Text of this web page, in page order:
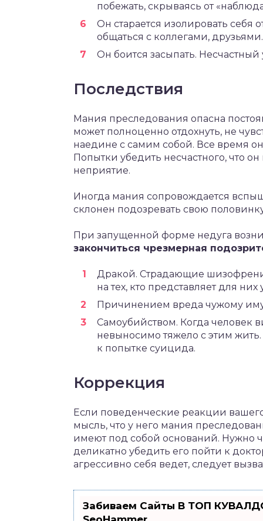
побежать, скрываясь от
Он старается изолировать себя
общаться с коллегами, друзьями.
Он боится засыпать. Несчастный
Последствия
Мания преследования опасна
может полноценно отдохнуть, не
наедине с самим собой. Все время
Попытки убедить несчастного, что
неприятие.
Иногда мания сопровождается
склонен подозревать свою
При запущенной форме недуга
закончиться чрезмерная
Дракой. Страдающие
на тех, кто представляет для них
Причинением вреда чужому
Самоубийством. Когда человек
невыносимо тяжело с этим
к попытке суицида.
Коррекция
Если поведенческие реакции
мысль, что у него мания
имеют под собой оснований. Нужно
деликатно убедить его пойти к
агрессивно себя ведет, следует
Забиваем Сайты В ТОП